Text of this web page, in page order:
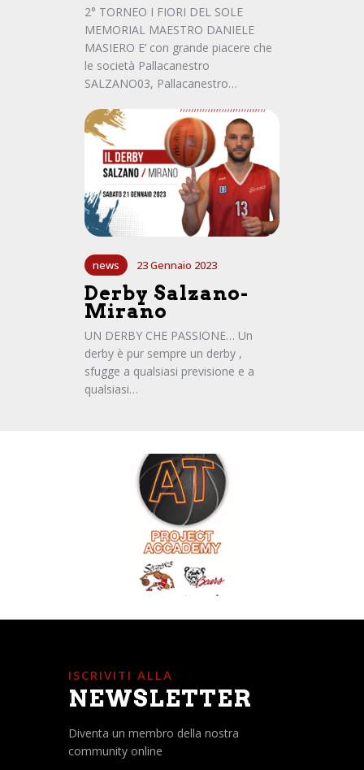
2° TORNEO I FIORI DEL SOLE
MEMORIAL MAESTRO DANIELE
MASIERO E’ con grande piacere che
le società Pallacanestro
SALZANO03, Pallacanestro…
news 23 Gennaio 2023
Derby Salzano-
Mirano
UN DERBY CHE PASSIONE… Un
derby è pur sempre un derby ,
sfugge a qualsiasi previsione e a
qualsiasi…
ISCRIVITI ALLA
NEWSLETTER
Diventa un membro della nostra
community online